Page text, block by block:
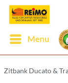
Menu
Zitbank Ducato &